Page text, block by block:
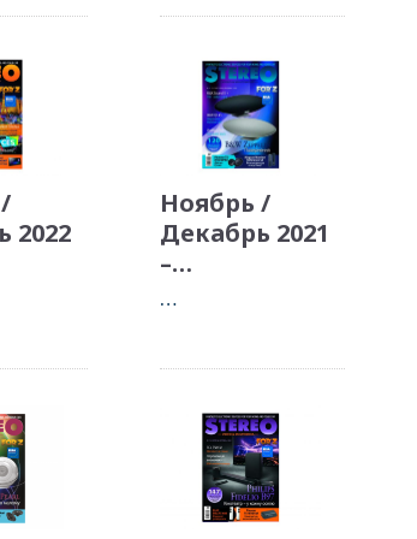
2022
Ноябрь /
Декабрь 2021
–…
…